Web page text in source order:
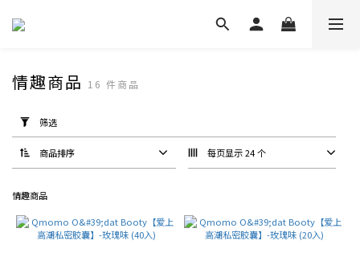
选
(0/20)
价格
(RM)
情趣商品 16 件商品
筛选
商品排序 每页显示 24 个
情趣商品